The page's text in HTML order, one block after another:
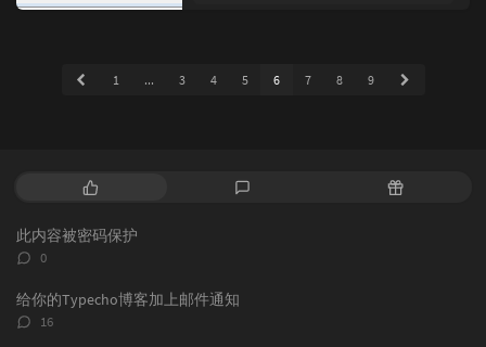
1 ... 3 4 5 6 7 8 9
热
文
章
随
此内容被密码保护
评
数：
0
给你的Typecho博客加上邮件通知
评
16